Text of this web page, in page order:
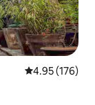
평점 4.95점(5
4.95 (176)